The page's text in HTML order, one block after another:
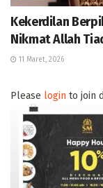
Kekerdilan
Nikmat Allah
11 Maret, 2026
Please login to join